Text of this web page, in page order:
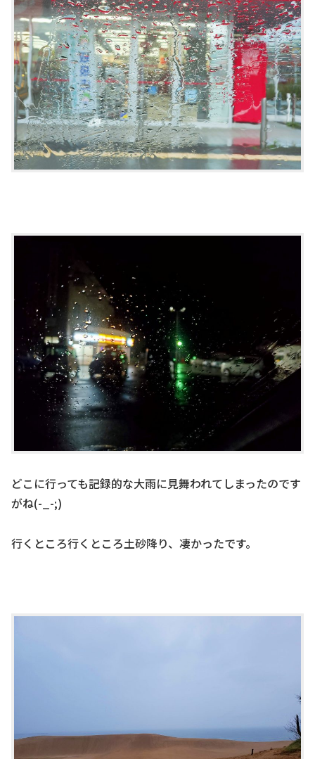
どこに行っても記録的な大雨に見舞われてしまったのです
がね(-_-;)
行くところ行くところ土砂降り、凄かったです。